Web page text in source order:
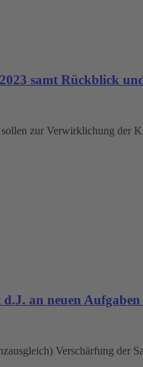
samt Rückblick
zur Verwirklichung der
an neuen Aufgaben
Verschärfung der